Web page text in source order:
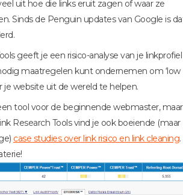
uit hoe die links eruit zagen of waar ze
Sinds de Penguin updates van Google is
geeft je een risico-analyse van je linkprofiel
maatregelen kunt ondernemen om ‘low
je website uit de wereld te helpen.
tool voor de beginnende webmaster, maar
Research Tools vind je ook boeiende (maar
case studies over link risico en link cleaning.